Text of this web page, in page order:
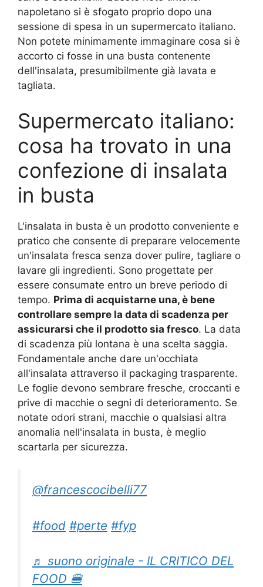
napoletano si è sfogato proprio dopo una
sessione di spesa in un supermercato italiano.
Non potete minimamente immaginare cosa si è
accorto ci fosse in una busta contenente
dell'insalata, presumibilmente già lavata e
tagliata.
Supermercato italiano:
cosa ha trovato in una
confezione di insalata
in busta
L'insalata in busta è un prodotto conveniente e
pratico che consente di preparare velocemente
un'insalata fresca senza dover pulire, tagliare o
lavare gli ingredienti. Sono progettate per
essere consumate entro un breve periodo di
tempo. Prima di acquistarne una, è bene
controllare sempre la data di scadenza per
assicurarsi che il prodotto sia fresco. La data
di scadenza più lontana è una scelta saggia.
Fondamentale anche dare un'occhiata
all'insalata attraverso il packaging trasparente.
Le foglie devono sembrare fresche, croccanti e
prive di macchie o segni di deterioramento. Se
notate odori strani, macchie o qualsiasi altra
anomalia nell'insalata in busta, è meglio
scartarla per sicurezza.
@francescocibelli77
#food #perte #fyp
♬ suono originale - IL CRITICO DEL
FOOD 🍔